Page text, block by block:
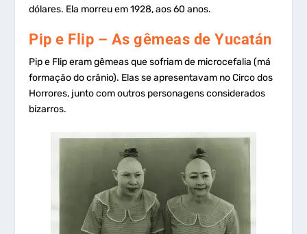
dólares. Ela morreu em 1928, aos 60 anos.
Pip e Flip – As gêmeas de Yucatán
Pip e Flip eram gêmeas que sofriam de microcefalia (má
formação do crânio). Elas se apresentavam no Circo dos
Horrores, junto com outros personagens considerados
bizarros.